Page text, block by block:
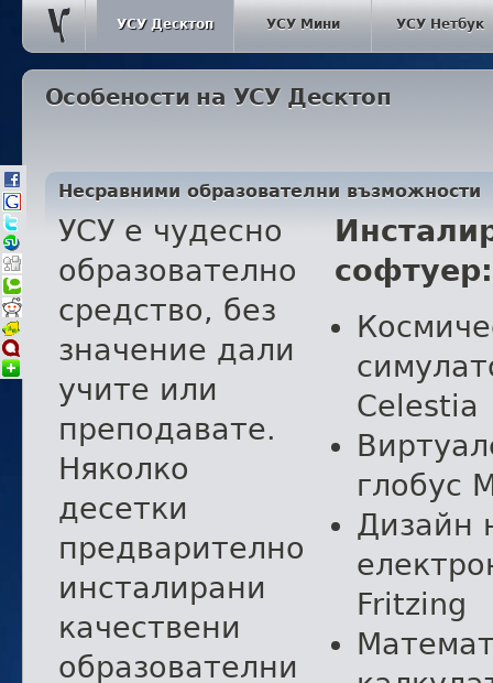
УСУ Десктоп УСУ Мини УСУ Нетбук
Особености на УСУ Десктоп
Несравними образователни възможности
УСУ е чудесно
образователно
средство, без
значение дали
учите или
преподавате.
Няколко
десетки
предварително
инсталирани
качествени
образователни
софтуер:
Celestia
глобус
Дизайн
Fritzing